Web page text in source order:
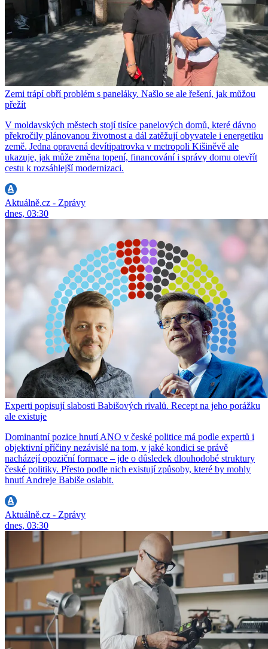
Zemi trápí obří problém s paneláky. Našlo se ale řešení, jak můžou
přežít
V moldavských městech stojí tisíce panelových domů, které dávno
překročily plánovanou životnost a dál zatěžují obyvatele i energetiku
země. Jedna opravená devítipatrovka v metropoli Kišiněvě ale
ukazuje, jak může změna topení, financování i správy domu otevřít
cestu k rozsáhlejší modernizaci.
Aktuálně.cz - Zprávy
dnes, 03:30
Experti popisují slabosti Babišových rivalů. Recept na jeho porážku
ale existuje
Dominantní pozice hnutí ANO v české politice má podle expertů i
objektivní příčiny nezávislé na tom, v jaké kondici se právě
nacházejí opoziční formace – jde o důsledek dlouhodobé struktury
české politiky. Přesto podle nich existují způsoby, které by mohly
hnutí Andreje Babiše oslabit.
Aktuálně.cz - Zprávy
dnes, 03:30